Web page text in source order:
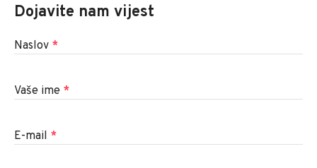
Dojavite nam vijest
Naslov *
Vaše ime *
E-mail *